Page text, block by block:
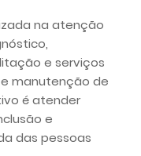
na atenção
e serviços
manutenção de
é atender
e
das pessoas